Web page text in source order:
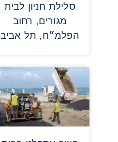
סלילת חניון לבית
מגורים, רחוב
הפלמ״ח, תל אביב